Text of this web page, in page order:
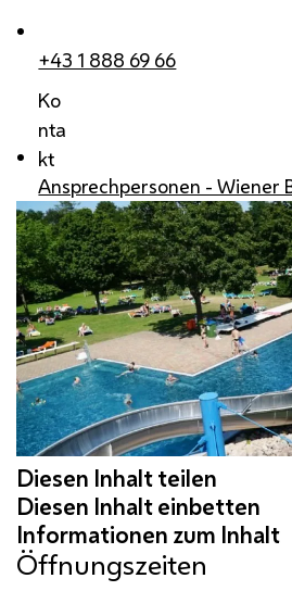
+43 1 888 69 66
Ko
nta
kt
Ansprechpersonen - Wiener
Öffnungszeiten